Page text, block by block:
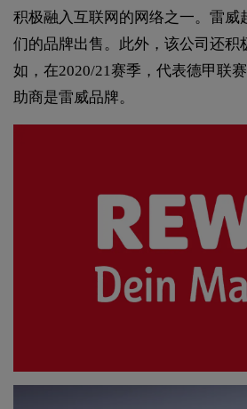
积极融入互联网的网络之一。雷威
们的品牌出售。此外，该公司还积
如，在2020/21赛季，代表德甲联
助商是雷威品牌。